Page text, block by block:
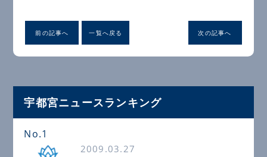
前の記事へ 一覧へ戻る 次の記事へ
宇都宮ニュースランキング
No.1
2009.03.27